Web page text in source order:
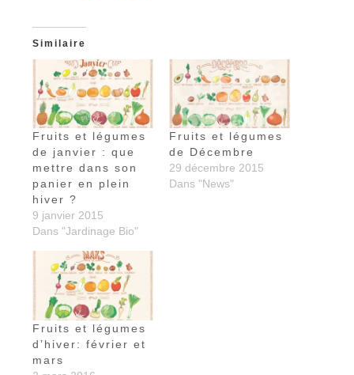
Similaire
Fruits et légumes
de janvier : que
mettre dans son
panier en plein
hiver ?
9 janvier 2015
Dans "Jardinage Bio"
Fruits et légumes
de Décembre
29 décembre 2015
Dans "News"
Fruits et légumes
d’hiver: février et
mars